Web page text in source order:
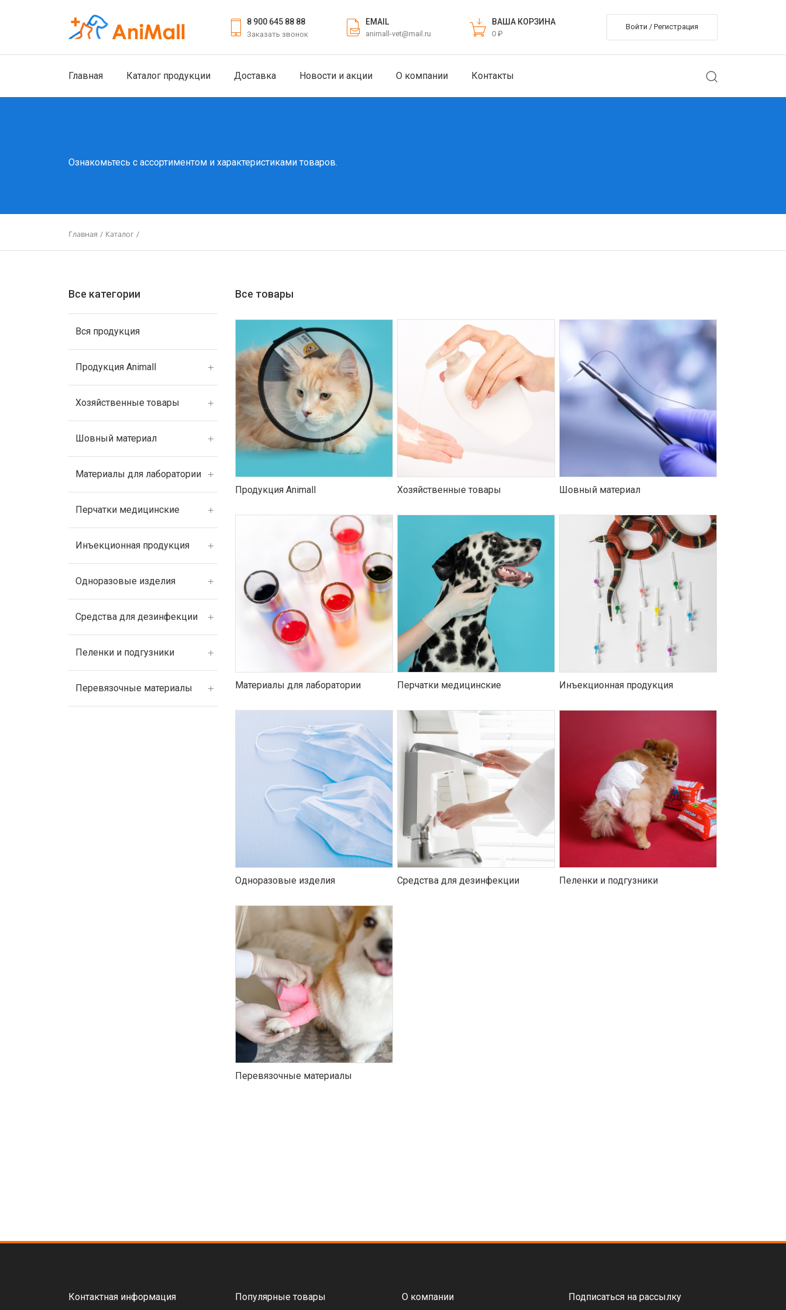
8 900 645 88 88
Заказать звонок
EMAIL
animall-vet@mail.ru
ВАША КОРЗИНА
0 ₽
Войти / Регистрация
Главная Каталог продукции Доставка Новости и акции О компании Контакты
Ознакомьтесь с ассортиментом и характеристиками товаров.
Главная / Каталог /
Все категории
Вся продукция
Продукция Animall
Хозяйственные товары
Шовный материал
Материалы для лаборатории
Перчатки медицинские
Инъекционная продукция
Одноразовые изделия
Средства для дезинфекции
Пеленки и подгузники
Перевязочные материалы
Все товары
Продукция Animall Хозяйственные товары Шовный материал
Материалы для лаборатории Перчатки медицинские Инъекционная продукция
Одноразовые изделия Средства для дезинфекции Пеленки и подгузники
Перевязочные материалы
Контактная информация Популярные товары О компании Подписаться на рассылку